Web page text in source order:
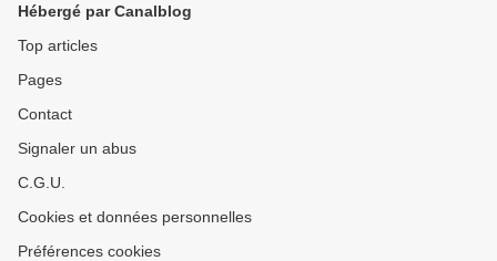
Hébergé par Canalblog
Top articles
Pages
Contact
Signaler un abus
C.G.U.
Cookies et données personnelles
Préférences cookies